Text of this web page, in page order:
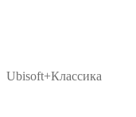
Ubisoft+Классика